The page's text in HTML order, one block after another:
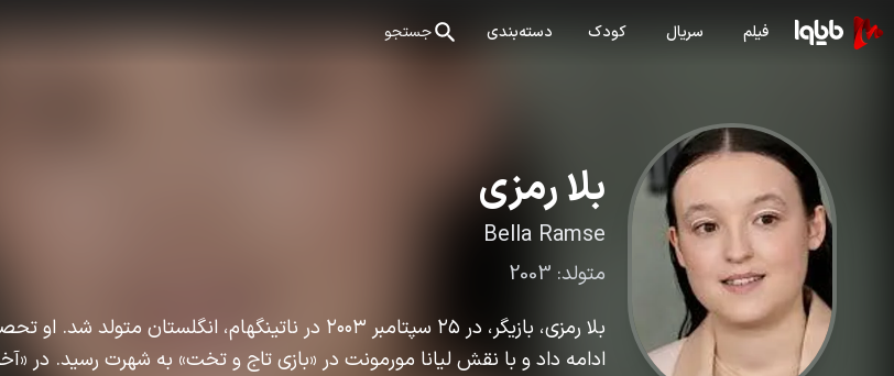
فیلم سریال کودک دسته‌بندی جستجو
بلا رمزی
Bella Ramse
متولد: 2003
بلا رمزی، بازیگر، در ۲۵ سپتامبر ۲۰۰۳ در ناتینگهام، انگلستان
ادامه داد و با نقش لیانا مورمونت در «بازی تاج و تخت» به شهرت رسید. در